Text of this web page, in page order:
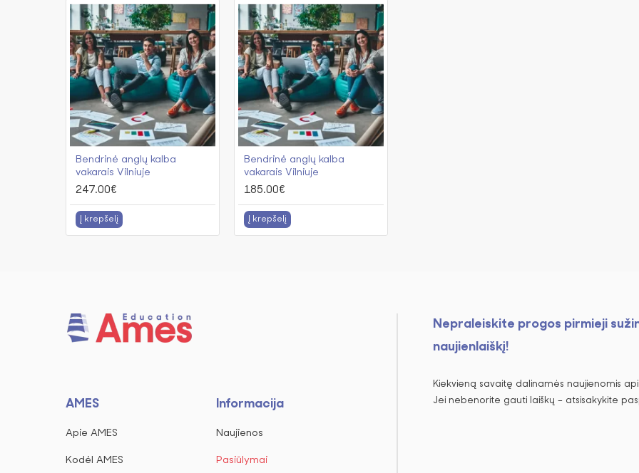
Bendrinė anglų kalba
vakarais Vilniuje
247.00€
Į krepšelį
Bendrinė anglų kalba
vakarais Vilniuje
185.00€
Į krepšelį
AMES
Apie AMES
Kodėl AMES
Informacija
Naujienos
Pasiūlymai
Nepraleiskite progos pirmieji
naujienlaiškį!
Kiekvieną savaitę dalinamės naujienomis
Jei nebenorite gauti laiškų – atsisakykite